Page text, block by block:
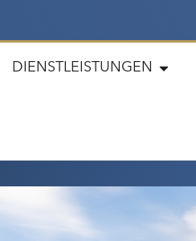
DIENSTLEISTUNGEN